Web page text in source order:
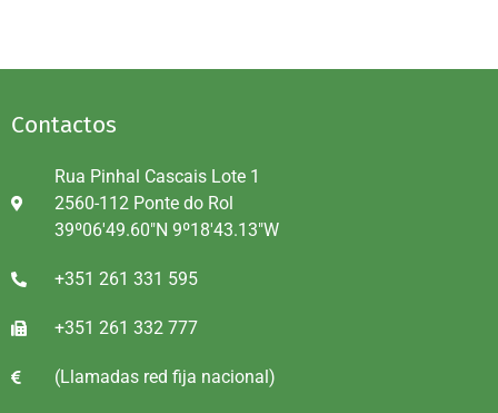
Contactos
Rua Pinhal Cascais Lote 1
2560-112 Ponte do Rol
39º06'49.60"N 9º18'43.13"W
+351 261 331 595
+351 261 332 777
(Llamadas red fija nacional)